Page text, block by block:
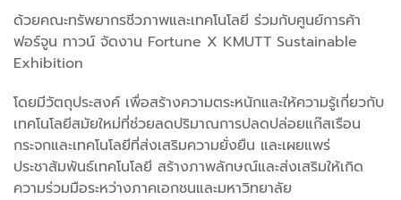
ด้วยคณะทรัพยากรชีวภาพและเทคโนโลยี ร่วมกับศูนย์การค้า
ฟอร์จูน ทาวน์ จัดงาน Fortune X KMUTT Sustainable
Exhibition
โดยมีวัตถุประสงค์ เพื่อสร้างความตระหนักและให้ความรู้เกี่ยวกับ
เทคโนโลยีสมัยใหม่ที่ช่วยลดปริมาณการปลดปล่อยแก๊สเรือน
กระจกและเทคโนโลยีที่ส่งเสริมความยั่งยืน และเผยแพร่
ประชาสัมพันธ์เทคโนโลยี สร้างภาพลักษณ์และส่งเสริมให้เกิด
ความร่วมมือระหว่างภาคเอกชนและมหาวิทยาลัย